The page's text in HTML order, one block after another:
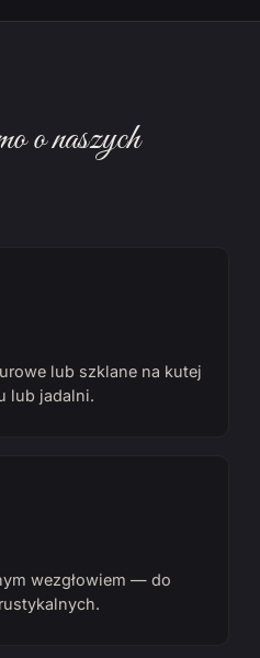
o naszych
lub szklane na kutej
lub jadalni.
wezgłowiem — do